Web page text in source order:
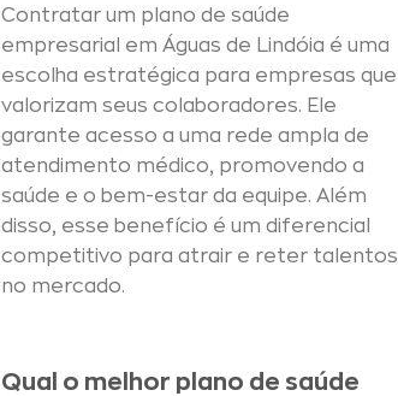
Contratar um plano de saúde
empresarial em Águas de Lindóia é uma
escolha estratégica para empresas que
valorizam seus colaboradores. Ele
garante acesso a uma rede ampla de
atendimento médico, promovendo a
saúde e o bem-estar da equipe. Além
disso, esse benefício é um diferencial
competitivo para atrair e reter talentos
no mercado.
Qual o melhor plano de saúde